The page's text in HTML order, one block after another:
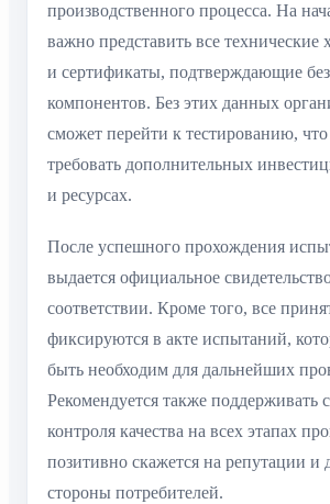
производственного процесса. На
важно представить все технические
и сертификаты, подтверждающие
компонентов. Без этих данных
сможет перейти к тестированию,
требовать дополнительных
и ресурсах.
После успешного прохождения
выдается официальное
соответствии. Кроме того, все
фиксируются в акте испытаний,
быть необходим для дальнейших
Рекомендуется также поддерживать
контроля качества на всех этапах
позитивно скажется на репутации и
стороны потребителей.